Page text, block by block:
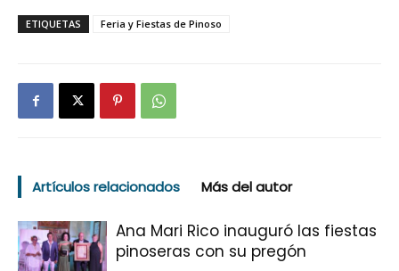
ETIQUETAS Feria y Fiestas de Pinoso
Artículos relacionados Más del autor
Ana Mari Rico inauguró las fiestas
pinoseras con su pregón